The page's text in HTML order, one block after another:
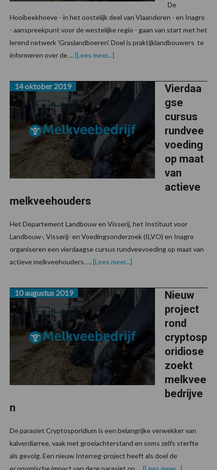
De
Hooibeekhoeve - in het oostelijk deel van Vlaanderen - en Inagro
- aanspreekpunt voor de westelijke regio - gaan van start met het
lerend netwerk 'Graslandboeren'. Doel is praktijklandbouwers te
informeren over de …[Lees meer...]
start
Vierdaa
gse
cursus
rundvee
voeding
op maat
van
actieve
melkveehouders
14 oktober 2019
Het Departement Landbouw en Visserij, het Instituut voor
Landbouw-, Visserij- en Voedingsonderzoek (ILVO) en Inagro
organiseren een vierdaagse cursus rundveevoeding op maat van
actieve melkveehouders. …[Lees meer...]
maat
van
actieve
melkveehouders
Nieuw
project
rond
cryptosp
oridiose
zoekt
melkvee
bedrijve
n
10 augustus 2019
De parasiet Cryptosporidium is een belangrijke verwekker van
kalverdiarree, vaak met groeiachterstand en soms zelfs sterfte
als gevolg. Een nieuw Interreg-project heeft als doel de